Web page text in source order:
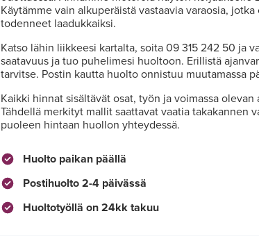
Käytämme vain alkuperäistä vastaavia varaosia, jotka
todenneet laadukkaiksi.
Katso lähin liikkeesi kartalta, soita 09 315 242 50 ja
saatavuus ja tuo puhelimesi huoltoon. Erillistä
tarvitse. Postin kautta huolto onnistuu muutamassa
Kaikki hinnat sisältävät osat, työn ja voimassa olevan
Tähdellä merkityt mallit saattavat vaatia takakannen
puoleen hintaan huollon yhteydessä.
Huolto paikan päällä
Postihuolto 2-4 päivässä
Huoltotyöllä on 24kk takuu